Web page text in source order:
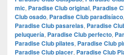
mic, Paradise Club original, Paradise
Club osado, Paradise Club paradisíaco,
Paradise Club pasarelas, Paradise
peluquería, Paradise Club perfecto,
Paradise Club pilates, Paradise Club
Paradise Club placer, Paradise Club